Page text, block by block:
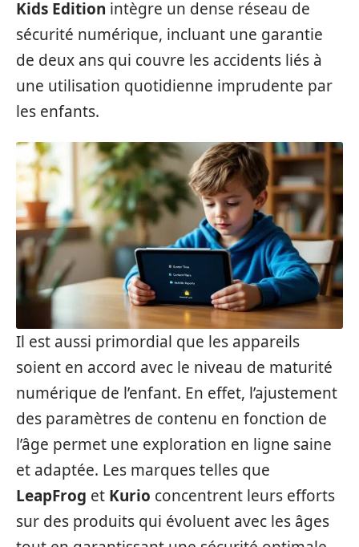
Kids Edition intègre un dense réseau de
sécurité numérique, incluant une garantie
de deux ans qui couvre les accidents liés à
une utilisation quotidienne imprudente par
les enfants.
Il est aussi primordial que les appareils
soient en accord avec le niveau de maturité
numérique de l’enfant. En effet, l’ajustement
des paramètres de contenu en fonction de
l’âge permet une exploration en ligne saine
et adaptée. Les marques telles que
LeapFrog et Kurio concentrent leurs efforts
sur des produits qui évoluent avec les âges